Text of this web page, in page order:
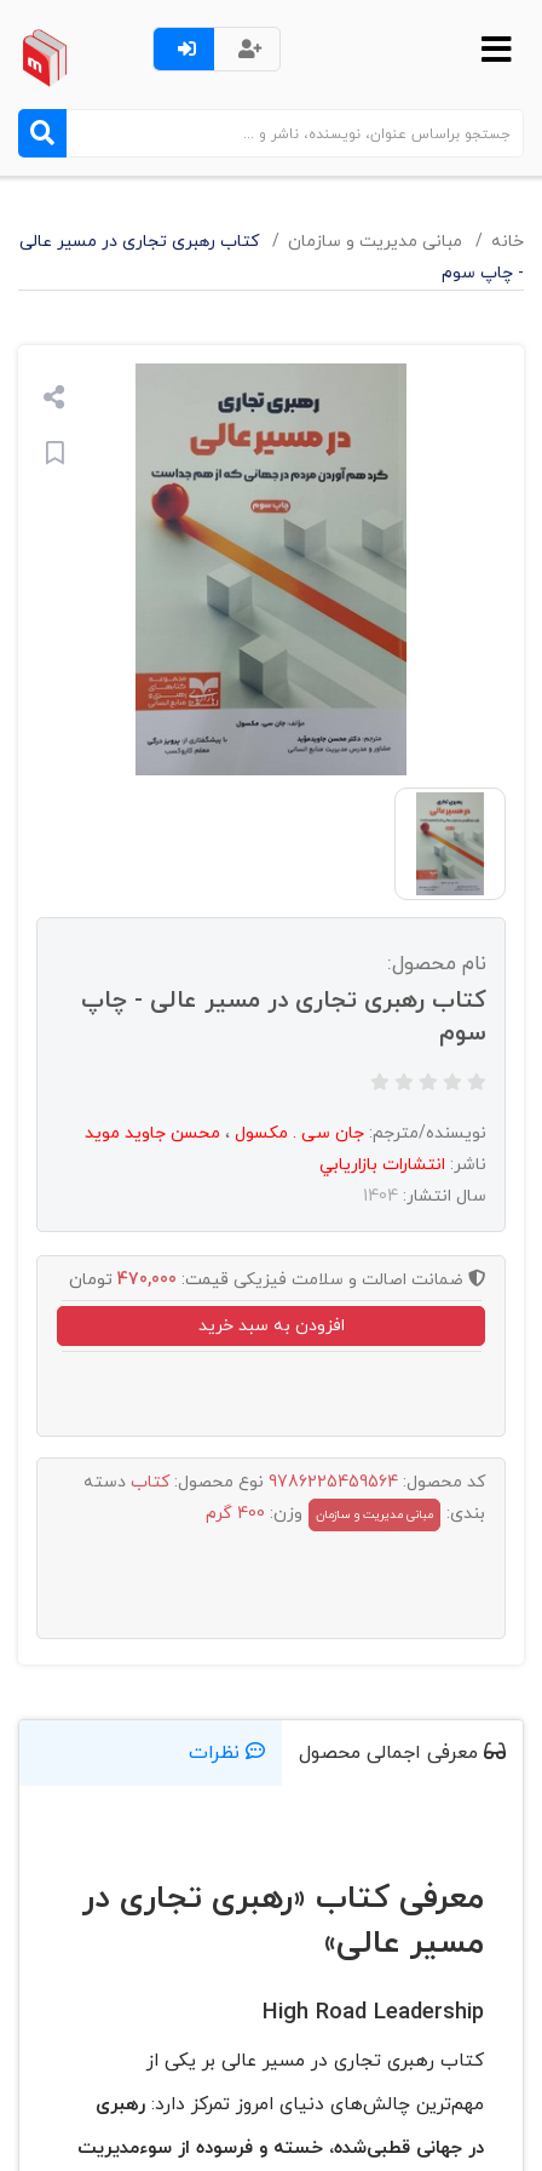
خانه مبانی مدیریت و سازمان
کتاب رهبری تجاری در مسیر عالی
- چاپ سوم
نام محصول:
کتاب رهبری تجاری در مسیر عالی - چاپ
سوم
نویسنده/مترجم: جان سی . مکسول ، محسن جاوید موید
ناشر: انتشارات بازاريابي
سال انتشار: 1404
ضمانت اصالت و سلامت فیزیکی قیمت: 470,000 تومان
افزودن به سبد خرید
کد محصول: 9786225459564 نوع محصول:کتاب دسته
بندی:
مبانی مدیریت و سازمان وزن: 400 گرم
معرفی اجمالی محصول نظرات
معرفی کتاب «رهبری تجاری در
مسیر عالی»
High Road Leadership
کتاب رهبری تجاری در مسیر عالی بر یکی از
مهم‌ترین چالش‌های دنیای امروز تمرکز دارد:رهبری
در جهانی قطبی‌شده، خسته و فرسوده از سوء‌مدیریت